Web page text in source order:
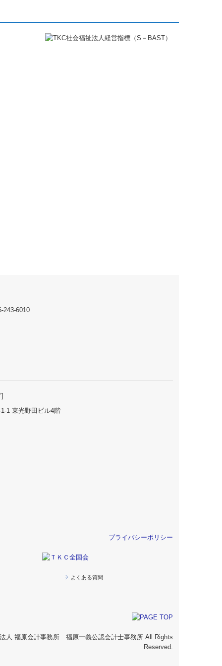
]
1 東光野田ビル4階
プライバシーポリシー
よくある質問
人 福原会計事務所 福原一義公認会計士事務所 All Rights
Reserved.